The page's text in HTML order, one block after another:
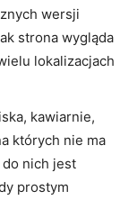
wersji
strona wygląda
lokalizacjach
kawiarnie,
których nie ma
nich jest
prostym